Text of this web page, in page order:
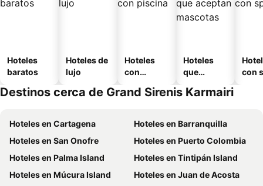
Hoteles
baratos
Hoteles de
lujo
Hoteles
con
Hoteles
que
mascotas
con
Destinos cerca de Grand Sirenis Karmairi
Hoteles en Cartagena
Hoteles en Barranquilla
Hoteles en San Onofre
Hoteles en Puerto Colombia
Hoteles en Palma Island
Hoteles en Tintipán Island
Hoteles en Múcura Island
Hoteles en Juan de Acosta